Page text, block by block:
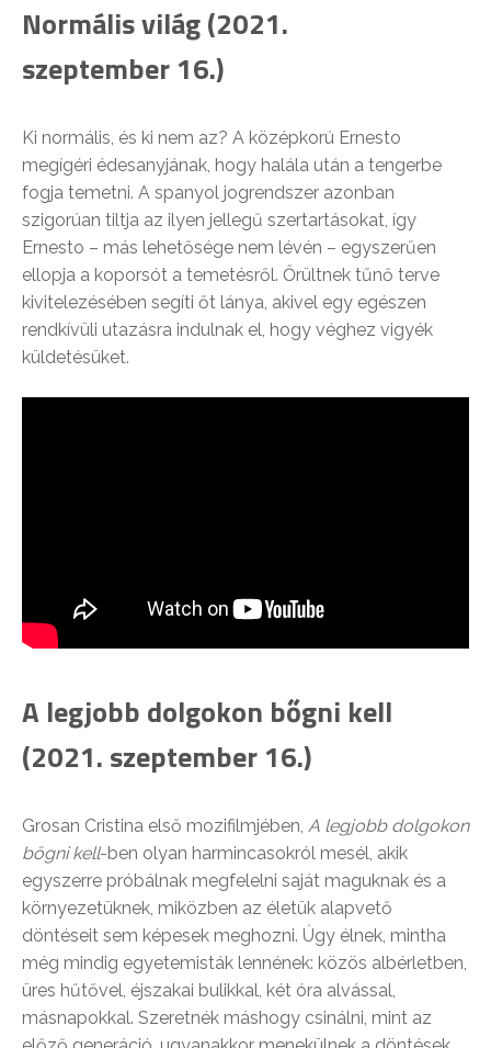
Normális világ (2021.
szeptember 16.)
Ki normális, és ki nem az? A középkorú Ernesto
megígéri édesanyjának, hogy halála után a tengerbe
fogja temetni. A spanyol jogrendszer azonban
szigorúan tiltja az ilyen jellegű szertartásokat, így
Ernesto – más lehetősége nem lévén – egyszerűen
ellopja a koporsót a temetésről. Őrültnek tűnő terve
kivitelezésében segíti őt lánya, akivel egy egészen
rendkívüli utazásra indulnak el, hogy véghez vigyék
küldetésüket.
A legjobb dolgokon bőgni kell
(2021. szeptember 16.)
Grosan Cristina első mozifilmjében, A legjobb dolgokon
bőgni kell-ben olyan harmincasokról mesél, akik
egyszerre próbálnak megfelelni saját maguknak és a
környezetüknek, miközben az életük alapvető
döntéseit sem képesek meghozni. Úgy élnek, mintha
még mindig egyetemisták lennének: közös albérletben,
üres hűtővel, éjszakai bulikkal, két óra alvással,
másnapokkal. Szeretnék máshogy csinálni, mint az